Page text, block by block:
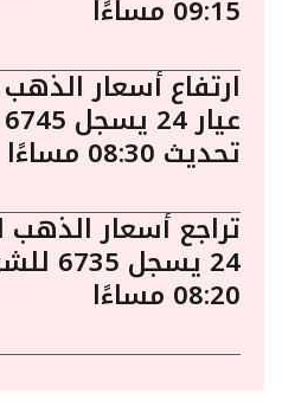
09:15 مساءًا
ارتفاع أسعار
تحديث 08:30 مساءًا
تراجع أسعار
24
08:20 مساءًا